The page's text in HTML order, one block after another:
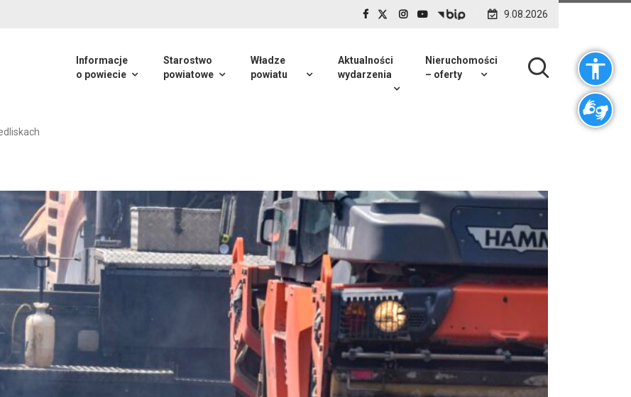
9.08.2026
Informacje
o powiecie
Starostwo
powiatowe
Władze
powiatu
Aktualności
wydarzenia
Nieruchomości
– oferty